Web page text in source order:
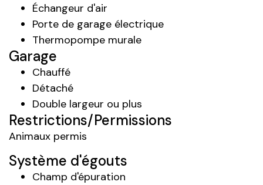
Échangeur d'air
Porte de garage électrique
Thermopompe murale
Garage
Chauffé
Détaché
Double largeur ou plus
Restrictions/Permissions
Animaux permis
Système d'égouts
Champ d'épuration